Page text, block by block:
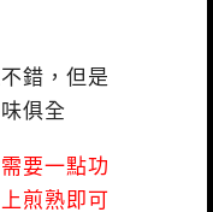
錯，但是
俱全
要一點功
煎熟即可